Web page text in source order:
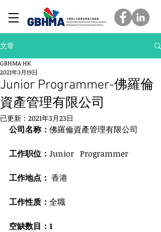
文章
Junior Programmer-佛羅倫
資產管理有限公司
GBHMA HK
2021年3月19日
已更新： 2021年3月23日
公司名称： 佛羅倫資產管理有限公司
工作职位： Junior   Programmer
工作地点： 香港
工作性质： 全職
空缺数目：1